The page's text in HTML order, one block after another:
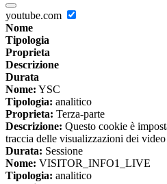
youtube.com
Nome
Tipologia
Proprieta
Descrizione
Durata
Nome: YSC
Tipologia: analitico
Proprieta: Terza-parte
Descrizione: Questo cookie è
traccia delle visualizzazioni dei
Durata: Sessione
Nome: VISITOR_INFO1_LIVE
Tipologia: analitico